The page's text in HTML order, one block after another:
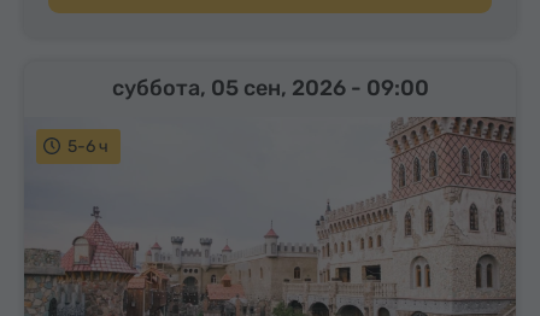
5-6 ч
суббота, 05 сен, 2026 - 09:00